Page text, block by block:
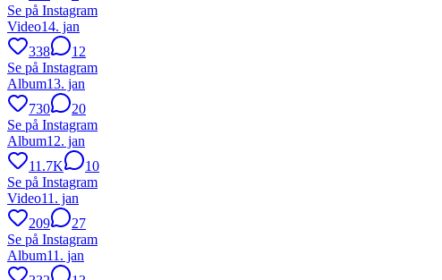
Se på Instagram
Video14. jan
338
12
Se på Instagram
Album13. jan
730
20
Se på Instagram
Album12. jan
11.7K
10
Se på Instagram
Video11. jan
209
27
Se på Instagram
Album11. jan